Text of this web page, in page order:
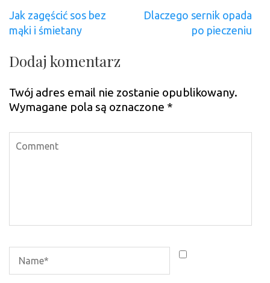
Nawigacja
wpisu
Jak zagęścić sos bez
mąki i śmietany
Dlaczego sernik opada
po pieczeniu
Dodaj komentarz
Twój adres email nie zostanie opublikowany.
Wymagane pola są oznaczone *